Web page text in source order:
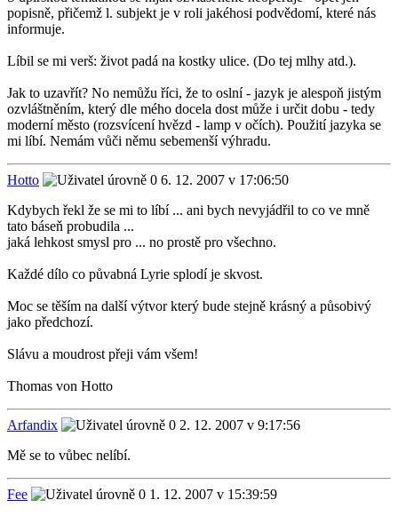
popisně, přičemž l. subjekt je v roli jakéhosi podvědomí, které nás
informuje.
Líbil se mi verš: život padá na kostky ulice. (Do tej mlhy atd.).
Jak to uzavřít? No nemůžu říci, že to oslní - jazyk je alespoň jistým
ozvláštněním, který dle mého docela dost může i určit dobu - tedy
moderní město (rozsvícení hvězd - lamp v očích). Použití jazyka se
mi líbí. Nemám vůči němu sebemenší výhradu.
Hotto
6. 12. 2007 v 17:06:50
Kdybych řekl že se mi to líbí ... ani bych nevyjádřil to co ve mně
tato báseň probudila ...
jaká lehkost smysl pro ... no prostě pro všechno.
Každé dílo co půvabná Lyrie splodí je skvost.
Moc se těším na další výtvor který bude stejně krásný a působivý
jako předchozí.
Slávu a moudrost přeji vám všem!
Thomas von Hotto
Arfandix
2. 12. 2007 v 9:17:56
Mě se to vůbec nelíbí.
Fee
1. 12. 2007 v 15:39:59